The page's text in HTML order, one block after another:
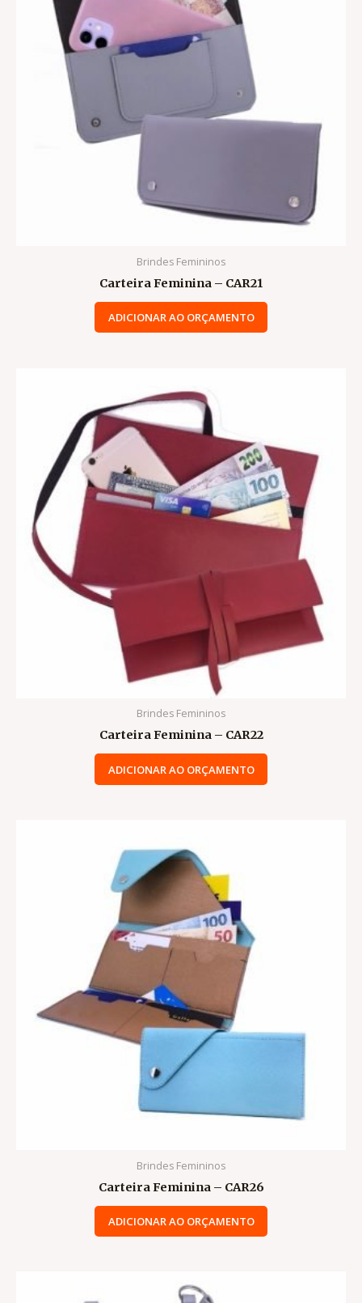
Brindes Femininos
Carteira Feminina – CAR21
ADICIONAR AO ORÇAMENTO
Brindes Femininos
Carteira Feminina – CAR22
ADICIONAR AO ORÇAMENTO
Brindes Femininos
Carteira Feminina – CAR26
ADICIONAR AO ORÇAMENTO